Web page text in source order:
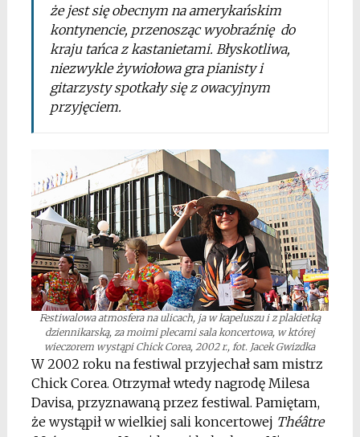
że jest się obecnym na amerykańskim
kontynencie, przenosząc wyobraźnię do
kraju tańca z kastanietami. Błyskotliwa,
niezwykle żywiołowa gra pianisty i
gitarzysty spotkały się z owacyjnym
przyjęciem.
Festiwalowa atmosfera na ulicach, ja w kapeluszu i z plakietką
dziennikarską, za moimi plecami sala koncertowa, w której
wieczorem wystąpi Chick Corea, 2002 r., fot. Jacek Gwizdka
W 2002 roku na festiwal przyjechał sam mistrz
Chick Corea. Otrzymał wtedy nagrodę Milesa
Davisa, przyznawaną przez festiwal. Pamiętam,
że wystąpił w wielkiej sali koncertowej Théâtre